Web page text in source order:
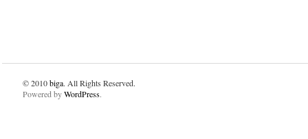
© 2010biga. All Rights Reserved.
Powered byWordPress.